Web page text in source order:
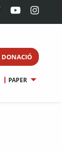
DONACIÓ
PAPER